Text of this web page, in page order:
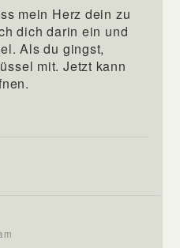
mein Herz dein zu
dich darin ein und
Als du gingst,
mit. Jetzt kann